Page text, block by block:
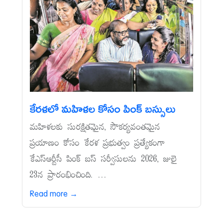
కేరళలో మహిళల కోసం పింక్‌ బస్సులు
మహిళలకు సురక్షితమైన, సౌకర్యవంతమైన
ప్రయాణం కోసం కేరళ ప్రభుత్వం ప్రత్యేకంగా
కేఎస్‌ఆర్టీసీ పింక్‌ బస్‌ సర్వీసులను 2026, జులై
23న ప్రారంభించింది. ...
Read more →